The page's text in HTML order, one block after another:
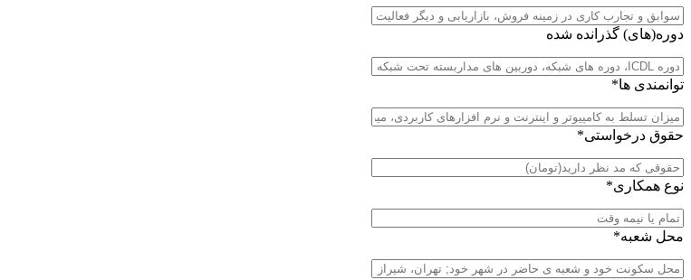
دوره(های) گذرانده شده
توانمندی ها*
حقوق درخواستی*
نوع همکاری*
محل شعبه*